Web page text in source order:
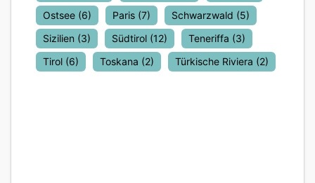
Ostsee (6) Paris (7) Schwarzwald (5)
Sizilien (3) Südtirol (12) Teneriffa (3)
Tirol (6) Toskana (2) Türkische Riviera (2)